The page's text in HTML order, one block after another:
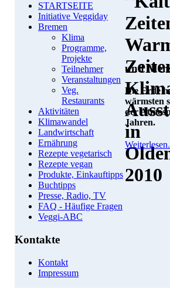
STARTSEITE
Initiative Veggiday
Bremen
Klima
Programme,
Projekte
Teilnehmer
Veranstaltungen
Veg.
Restaurants
Aktivitäten
Klimawandel
Landwirtschaft
Ernährung
Rezepte vegetarisch
Rezepte vegan
Produkte, Einkauftipps
Buchtipps
Presse, Radio, TV
FAQ - Häufige Fragen
Veggi-ABC
Kontakte
Kontakt
Impressum
und
Die Erde
wärmsten
der
Jahren.